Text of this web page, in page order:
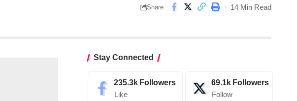
Share 14 Min Read
Stay Connected
235.3k Followers
Like
69.1k Followers
Follow